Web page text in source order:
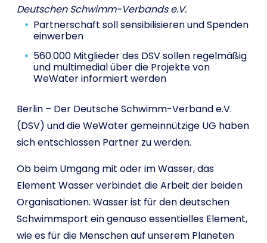
Deutschen Schwimm-Verbands e.V.
Partnerschaft soll sensibilisieren und Spenden
einwerben
560.000 Mitglieder des DSV sollen regelmäßig
und multimedial über die Projekte von
WeWater informiert werden
Berlin – Der Deutsche Schwimm-Verband e.V.
(DSV) und die WeWater gemeinnützige UG haben
sich entschlossen Partner zu werden.
Ob beim Umgang mit oder im Wasser, das
Element Wasser verbindet die Arbeit der beiden
Organisationen. Wasser ist für den deutschen
Schwimmsport ein genauso essentielles Element,
wie es für die Menschen auf unserem Planeten